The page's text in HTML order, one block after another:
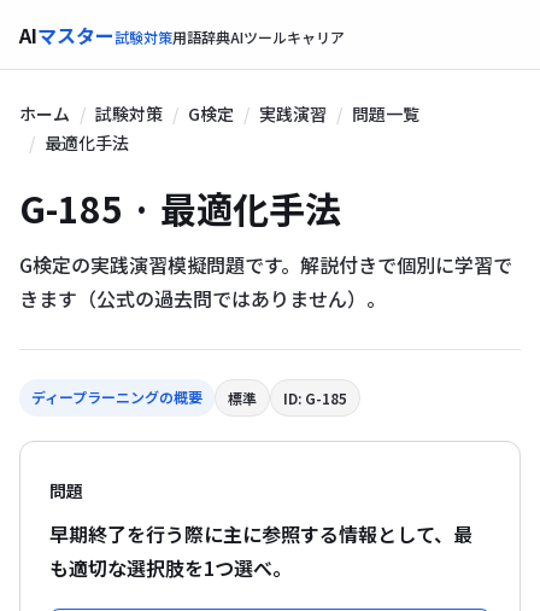
AIマスター試験対策用語辞典AIツールキャリア
ホーム 試験対策 G検定 実践演習
問題一覧
最適化手法
G-185 · 最適化手法
G検定の実践演習模擬問題です。解説付きで個別に学習で
きます（公式の過去問ではありません）。
ディープラーニングの概要 標準 ID: G-185
問題
早期終了を行う際に主に参照する情報として、最
も適切な選択肢を1つ選べ。